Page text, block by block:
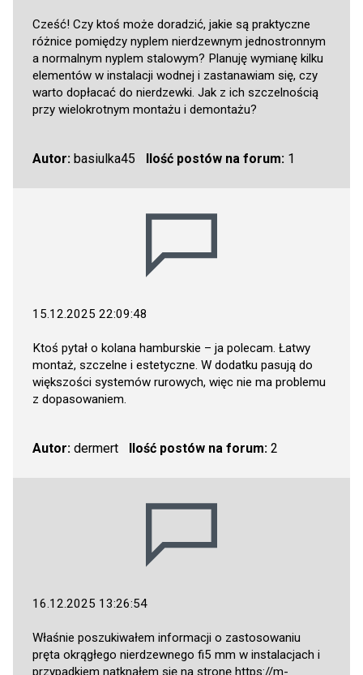
Cześć! Czy ktoś może doradzić, jakie są praktyczne
różnice pomiędzy nyplem nierdzewnym jednostronnym
a normalnym nyplem stalowym? Planuję wymianę kilku
elementów w instalacji wodnej i zastanawiam się, czy
warto dopłacać do nierdzewki. Jak z ich szczelnością
przy wielokrotnym montażu i demontażu?
Autor: basiulka45 Ilość postów na forum:1
15.12.2025 22:09:48
Ktoś pytał o kolana hamburskie – ja polecam. Łatwy
montaż, szczelne i estetyczne. W dodatku pasują do
większości systemów rurowych, więc nie ma problemu
z dopasowaniem.
Autor: dermert Ilość postów na forum:2
16.12.2025 13:26:54
Właśnie poszukiwałem informacji o zastosowaniu
pręta okrągłego nierdzewnego fi5 mm w instalacjach i
przypadkiem natknąłem się na stronę https://m-